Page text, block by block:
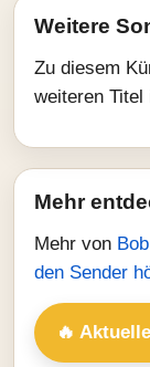
Weitere
Zu diesem
weiteren
Mehr
Mehr von
den Sender
🔥